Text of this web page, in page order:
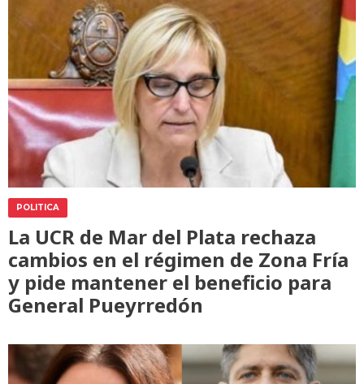
POLITICA
La UCR de Mar del Plata rechaza
cambios en el régimen de Zona Fría
y pide mantener el beneficio para
General Pueyrredón